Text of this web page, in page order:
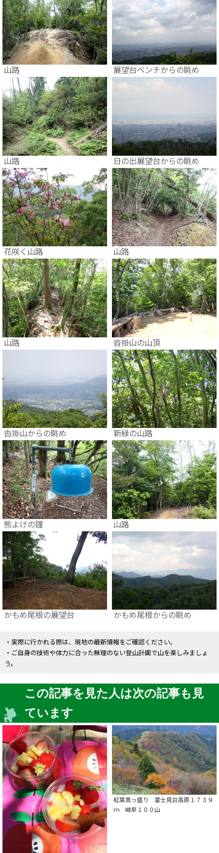
山路 展望台ベンチからの眺め
山路 日の出展望台からの眺め
花咲く山路 山路
山路 沓掛山の山頂
沓掛山からの眺め 新緑の山路
熊よけの鐘 山路
かもめ尾根の展望台 かもめ尾根からの眺め
・実際に行かれる際は、現地の最新情報をご確認ください。
・ご自身の技術や体力に合った無理のない登山計画で山を楽しみましょ
う。
この記事を見た人は次の記事も見
ています
紅葉真っ盛り 富士見台高原１７３９
ｍ 岐阜１００山